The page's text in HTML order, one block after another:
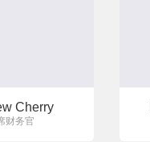
Cherry
财务官